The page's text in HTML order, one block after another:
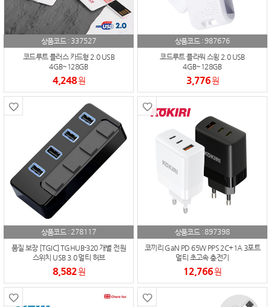
상품코드 : 337527
코드루트 플러스 카드형 2.0 USB
4GB~128GB
4,248원
상품코드 :987676
코드루트 플라워 스윙 2.0 USB
4GB~128GB
3,776원
상품코드 :278117
품질 보장 [TGIC] TGHUB-320 개별 전원
스위치 USB 3.0 멀티 허브
8,582원
상품코드 :897398
코끼리 GaN PD 65W PPS 2C+1A 3포트
멀티 초고속 충전기
12,766원